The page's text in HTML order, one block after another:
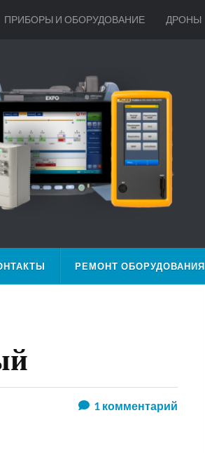
ПРИБОРЫ И ОБОРУДОВАНИЕ ДРОНЫ
РЕМОНТ ОБОРУДОВАНИЯ
1комментарий